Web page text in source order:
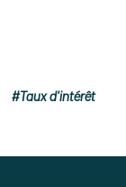
Taux d'intérêt